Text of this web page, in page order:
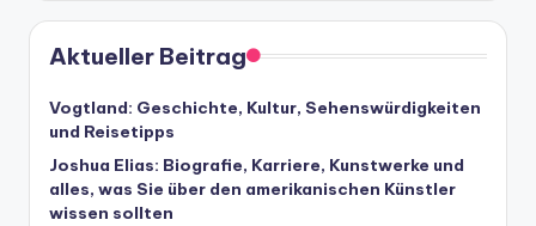
Aktueller Beitrag
Vogtland: Geschichte, Kultur, Sehenswürdigkeiten
und Reisetipps
Joshua Elias: Biografie, Karriere, Kunstwerke und
alles, was Sie über den amerikanischen Künstler
wissen sollten